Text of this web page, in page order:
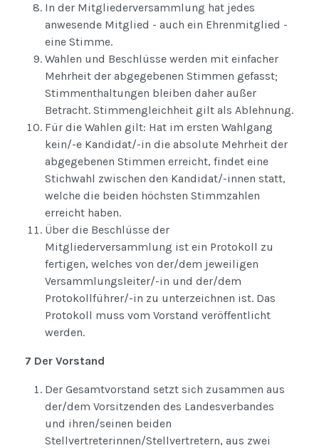
In der Mitgliederversammlung hat jedes
anwesende Mitglied - auch ein Ehrenmitglied -
eine Stimme.
Wahlen und Beschlüsse werden mit einfacher
Mehrheit der abgegebenen Stimmen gefasst;
Stimmenthaltungen bleiben daher außer
Betracht. Stimmengleichheit gilt als Ablehnung.
Für die Wahlen gilt: Hat im ersten Wahlgang
kein/-e Kandidat/-in die absolute Mehrheit der
abgegebenen Stimmen erreicht, findet eine
Stichwahl zwischen den Kandidat/-innen statt,
welche die beiden höchsten Stimmzahlen
erreicht haben.
Über die Beschlüsse der
Mitgliederversammlung ist ein Protokoll zu
fertigen, welches von der/dem jeweiligen
Versammlungsleiter/-in und der/dem
Protokollführer/-in zu unterzeichnen ist. Das
Protokoll muss vom Vorstand veröffentlicht
werden.
7 Der Vorstand
Der Gesamtvorstand setzt sich zusammen aus
der/dem Vorsitzenden des Landesverbandes
und ihren/seinen beiden
Stellvertreterinnen/Stellvertretern, aus zwei